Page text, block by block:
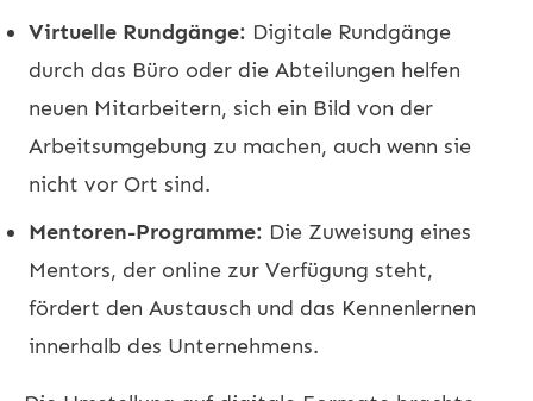
Virtuelle Rundgänge: Digitale Rundgänge
durch das Büro oder die Abteilungen helfen
neuen Mitarbeitern, sich ein Bild von der
Arbeitsumgebung zu machen, auch wenn sie
nicht vor Ort sind.
Mentoren-Programme: Die Zuweisung eines
Mentors, der online zur Verfügung steht,
fördert den Austausch und das Kennenlernen
innerhalb des Unternehmens.